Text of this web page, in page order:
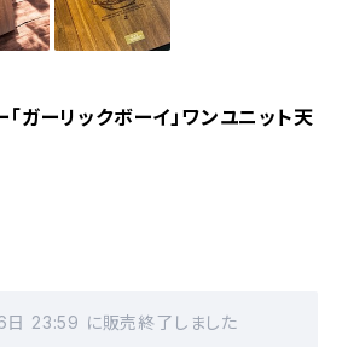
ガーリックボーイ」ワンユニット天
23:59 に販売終了しました